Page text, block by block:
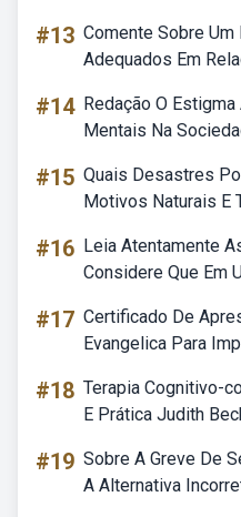
#13 Comente Sobre
Adequados Em
#14 Redação O
Mentais Na
#15 Quais Desastres
Motivos Naturais E
#16 Leia Atentamente
Considere Que Em
#17 Certificado De
Evangelica Para
#18 Terapia Cognitivo-
E Prática Judith
#19 Sobre A Greve De
A Alternativa